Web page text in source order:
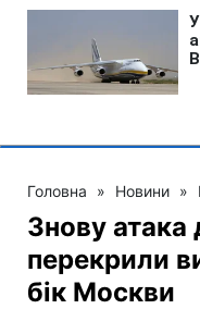
Головна » Новини »
Знову атака
перекрили
бік Москви